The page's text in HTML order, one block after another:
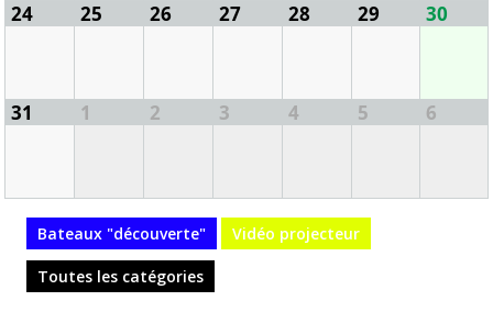
24 25 26 27 28 29 30
31 1 2 3 4 5 6
Bateaux "découverte" Vidéo projecteur
Toutes les catégories